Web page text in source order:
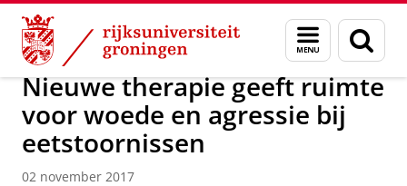
Skip
Content
Skip
Navigation
Menu
en
zoeken
Over ons Actueel Nieuws Nieuwsberichten
Nieuwe therapie geeft ruimte
voor woede en agressie bij
eetstoornissen
02 november 2017